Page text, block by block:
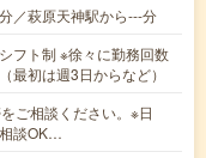
／萩原天神駅から---分
フト制 ※徐々に勤務回数
最初は週3日からなど）
ご相談ください。※日
談OK…